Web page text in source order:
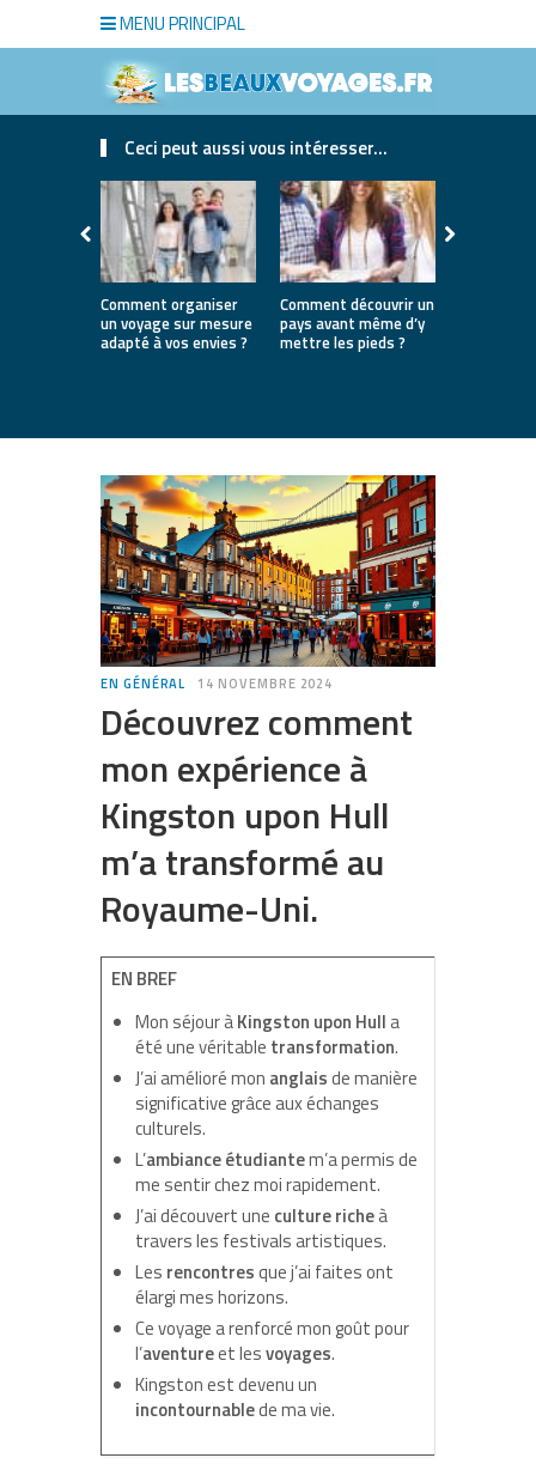
MENU PRINCIPAL
Ceci peut aussi vous intéresser...
Comment organiser
un voyage sur mesure
adapté à vos envies ?
Comment découvrir un
pays avant même d’y
mettre les pieds ?
EN GÉNÉRAL 14 NOVEMBRE 2024
Découvrez comment
mon expérience à
Kingston upon Hull
m’a transformé au
Royaume-Uni.
EN BREF
Mon séjour àKingston upon Hull a
été une véritable transformation.
J’ai amélioré mon anglaisde manière
significative grâce aux échanges
culturels.
L’ambiance étudiantem’a permis de
me sentir chez moi rapidement.
J’ai découvert une culture richeà
travers les festivals artistiques.
Les rencontresque j’ai faites ont
élargi mes horizons.
Ce voyage a renforcé mon goût pour
l’aventureet lesvoyages.
Kingston est devenu un
incontournablede ma vie.